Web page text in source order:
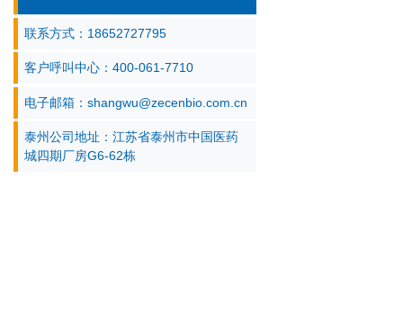
联系方式：18652727795
客户呼叫中心：400-061-7710
电子邮箱：shangwu@zecenbio.com.cn
泰州公司地址：江苏省泰州市中国医药
城四期厂房G6-62栋